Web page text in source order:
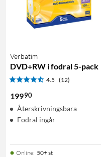
Verbatim
DVD+RW i fodral 5-pack
4.5 (12)
19990
Återskrivningsbara
Fodral ingår
Online: 50+ st